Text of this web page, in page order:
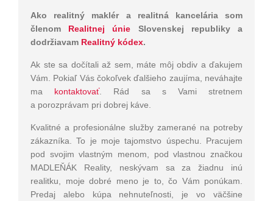
Ako realitný maklér a realitná kancelária som
členom
Realitnej únie
Slovenskej republiky a
dodržiavam Realitný kódex.
Ak ste sa dočítali až sem, máte môj obdiv a ďakujem
Vám. Pokiaľ Vás čokoľvek ďalšieho zaujíma, neváhajte
ma
kontaktovať. Rád sa s Vami stretnem
a porozprávam pri dobrej káve.
Kvalitné a profesionálne služby zamerané na potreby
zákazníka. To je moje tajomstvo úspechu. Pracujem
pod svojim vlastným menom, pod vlastnou značkou
MADLEŇÁK Reality, neskývam sa za žiadnu inú
realitku, moje dobré meno je to, čo Vám ponúkam.
Predaj alebo kúpa nehnuteľnosti, je vo väčšine